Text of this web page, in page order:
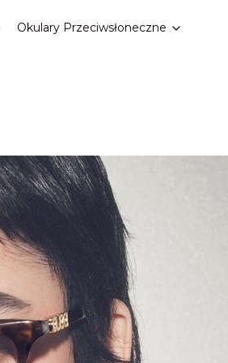
Okulary Przeciwsłoneczne